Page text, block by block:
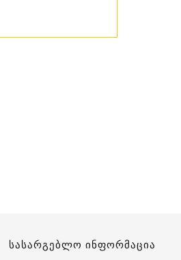
სასარგებლო ინფორმაცია